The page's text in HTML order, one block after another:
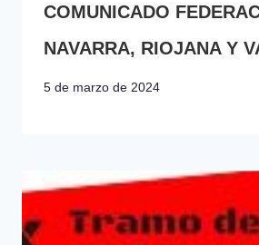
COMUNICADO
NAVARRA, RIOJANA Y
5 de marzo de 2024